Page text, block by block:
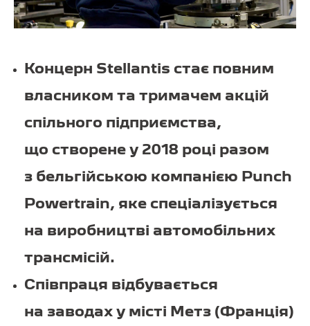
Концерн Stellantis стає повним
власником та тримачем акцій
спільного підприємства,
що створене у 2018 році разом
з бельгійською компанією Punch
Powertrain, яке спеціалізується
на виробництві автомобільних
трансмісій.
Співпраця відбувається
на заводах у місті Метз (Франція)